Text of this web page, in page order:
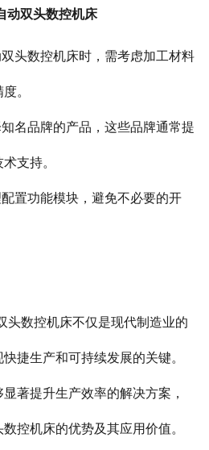
动双头数控机床
双头数控机床时，需考虑加工材料
。
知名品牌的产品，这些品牌通常提
支持。
配置功能模块，避免不必要的开
头数控机床不仅是现代制造业的
捷生产和可持续发展的关键。
著提升生产效率的解决方案，
控机床的优势及其应用价值。